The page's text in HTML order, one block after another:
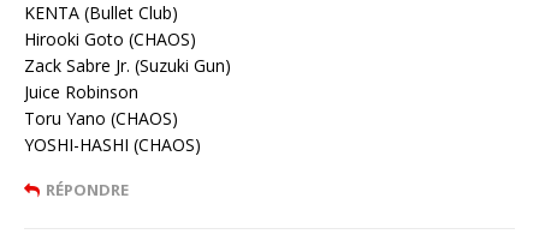
KENTA (Bullet Club)
Hirooki Goto (CHAOS)
Zack Sabre Jr. (Suzuki Gun)
Juice Robinson
Toru Yano (CHAOS)
YOSHI-HASHI (CHAOS)
RÉPONDRE